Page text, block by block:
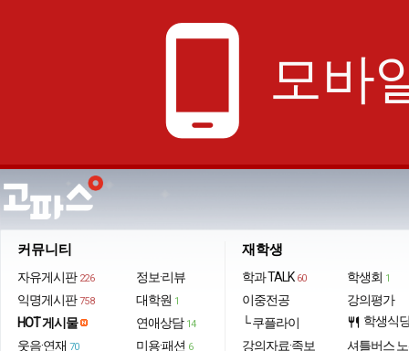
phone_android 모바
커뮤니티
자유게시판 226
익명게시판 758
HOT 게시물
웃음·연재 70
정보·리뷰
대학원 1
연애상담 14
미용·패션 6
재학생
학과 TALK 60
이중전공
└ 쿠플라이
강의자료·족보
학생회 1
강의평가
restaurant 학생식
셔틀버스